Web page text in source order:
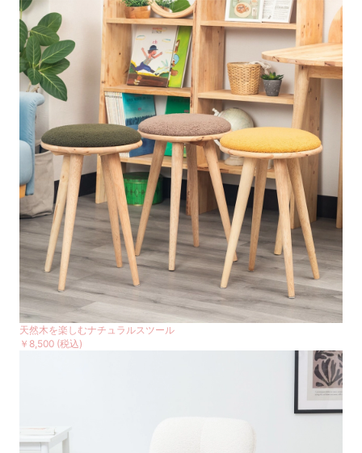
天然木を楽しむナチュラルスツール
￥8,500 (税込)